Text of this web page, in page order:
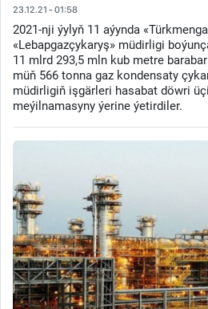
23.12.21 - 01:58
2021-nji ýylyň 11 aýynda
«Lebapgazçykaryş» müdirligi
11 mlrd 293,5 mln kub metre
müň 566 tonna gaz kondensaty
müdirligiň işgärleri hasabat döwri
meýilnamasyny ýerine ýetirdiler.